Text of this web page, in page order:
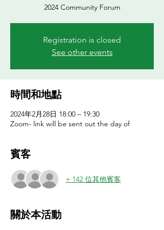
2024 Community Forum
Registration is closed
See other events
時間和地點
2024年2月28日 18:00 – 19:30
Zoom- link will be sent out the day of
賓客
+ 142 位其他賓客
關於本活動